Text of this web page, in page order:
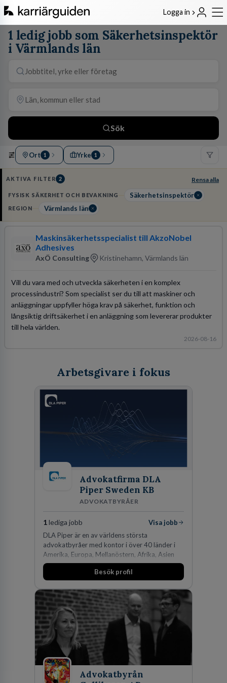
Logga in
1 ledig jobb som Säkerhetsinspektör
i Värmlands län
Sök
Ort 1 Yrke 1
AKTIVA FILTER 2 Rensa alla
FYSISK SÄKERHET OCH BEVAKNING Säkerhetsinspektör
REGION Värmlands län
Maskinsäkerhetsspecialist till AkzoNobel
Adhesives
AxÖ Consulting Kristinehamn, Värmlands län
Vill du vara med och utveckla säkerheten i en komplex
processindustri? Som specialist ser du till att maskiner och
anläggningar uppfyller höga krav på säkerhet, funktion och
långsiktig driftsäkerhet i en anläggning som levererar produkter
till hela världen.
2026-08-16
Arbetsgivare i fokus
Advokatfirma DLA
Piper Sweden KB
ADVOKATBYRÅER
1lediga jobb
Visa jobb
DLA Piper är en av världens största
advokatbyråer med kontor i över 40 länder i
Amerika, Europa, Mellanöstern, Afrika, Asien
och Oceanien. Vi är specialister inom
affärsjuridikens alla områden och vi har några
fler än 450 jurister på fem kontor i Stockholm,
Köpenhamn, Århus, Oslo och Helsingfors kan vi
på DLA Piper erbjuda våra klienter en unik,
effektiv och gränsöverskridande nordisk
expertis. På vårt kontor i centrala Stockholm är
vi idag drygt 240 medarbetare.
Besök profil
Advokatbyrån